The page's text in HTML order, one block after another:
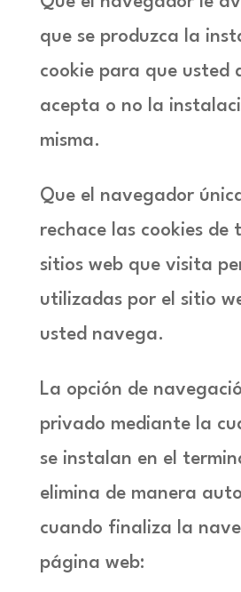
que se produzca la
cookie para que usted
acepta o no la
misma.
Que el navegador
rechace las cookies de
sitios web que visita
utilizadas por el sitio
usted navega.
La opción de
privado mediante la
se instalan en el
elimina de manera
cuando finaliza la
página web: